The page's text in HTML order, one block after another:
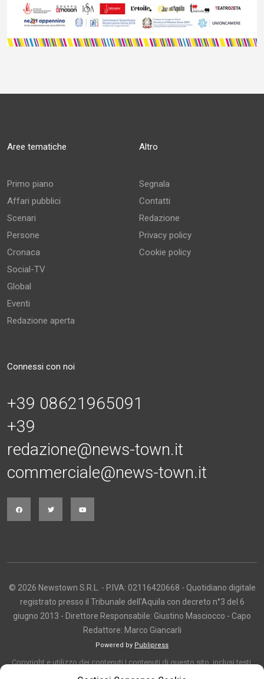
Aree tematiche
Primo piano
Affari pubblici
Scenari
Persone
Cronaca
Social-TV
Global
Eventi
Redazione aperta
Altro
Segnala
Contatti
Redazione
Privacy policy
Cookie policy
Connessi con noi
+39 08621965091
+39
redazione@news-town.it
commerciale@news-town.it
© 2026 Newstown S.R.L. - P.IVA: 02116420668 - Quotidiano digitale
registrato presso il Tribunale dell'Aquila con decreto n°3 del 6
giugno 2013 - Direttore Responsabile: Giustino Masciocco - Capo
Redattore: Marco Giancarli
Powered by Publipress
Copyright e utilizzo dei contenuti I contenuti di questo sito, inclusi testi,
articoli, immagini, fotografie, video e grafica, sono protetti da copyright e